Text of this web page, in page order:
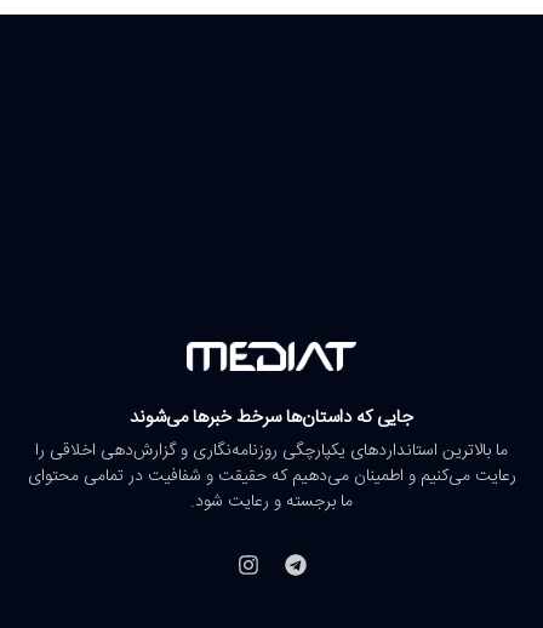
جایی که داستان‌ها سرخط خبرها می‌شوند
ما بالاترین استانداردهای یکپارچگی روزنامه‌نگاری و گزارش‌دهی اخلاقی را
رعایت می‌کنیم و اطمینان می‌دهیم که حقیقت و شفافیت در تمامی محتوای
ما برجسته و رعایت شود.